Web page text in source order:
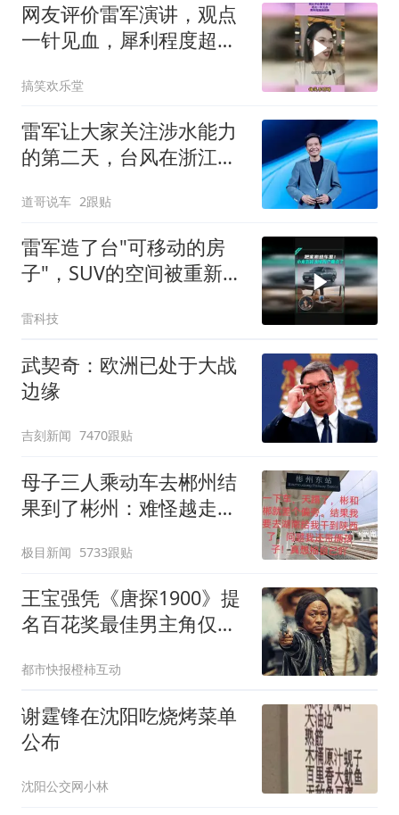
网友评价雷军演讲，观点
一针见血，犀利程度超想
搞笑欢乐堂
雷军让大家关注涉水能力
的第二天，台风在浙江登
道哥说车 2跟贴
雷军造了台"可移动的房
子"，SUV的空间被重新定
雷科技
武契奇：欧洲已处于大战
边缘
吉刻新闻 7470跟贴
母子三人乘动车去郴州结
果到了彬州：难怪越走越
极目新闻 5733跟贴
王宝强凭《唐探1900》提
名百花奖最佳男主角仅获
为0票
都市快报橙柿互动
谢霆锋在沈阳吃烧烤菜单
公布
沈阳公交网小林